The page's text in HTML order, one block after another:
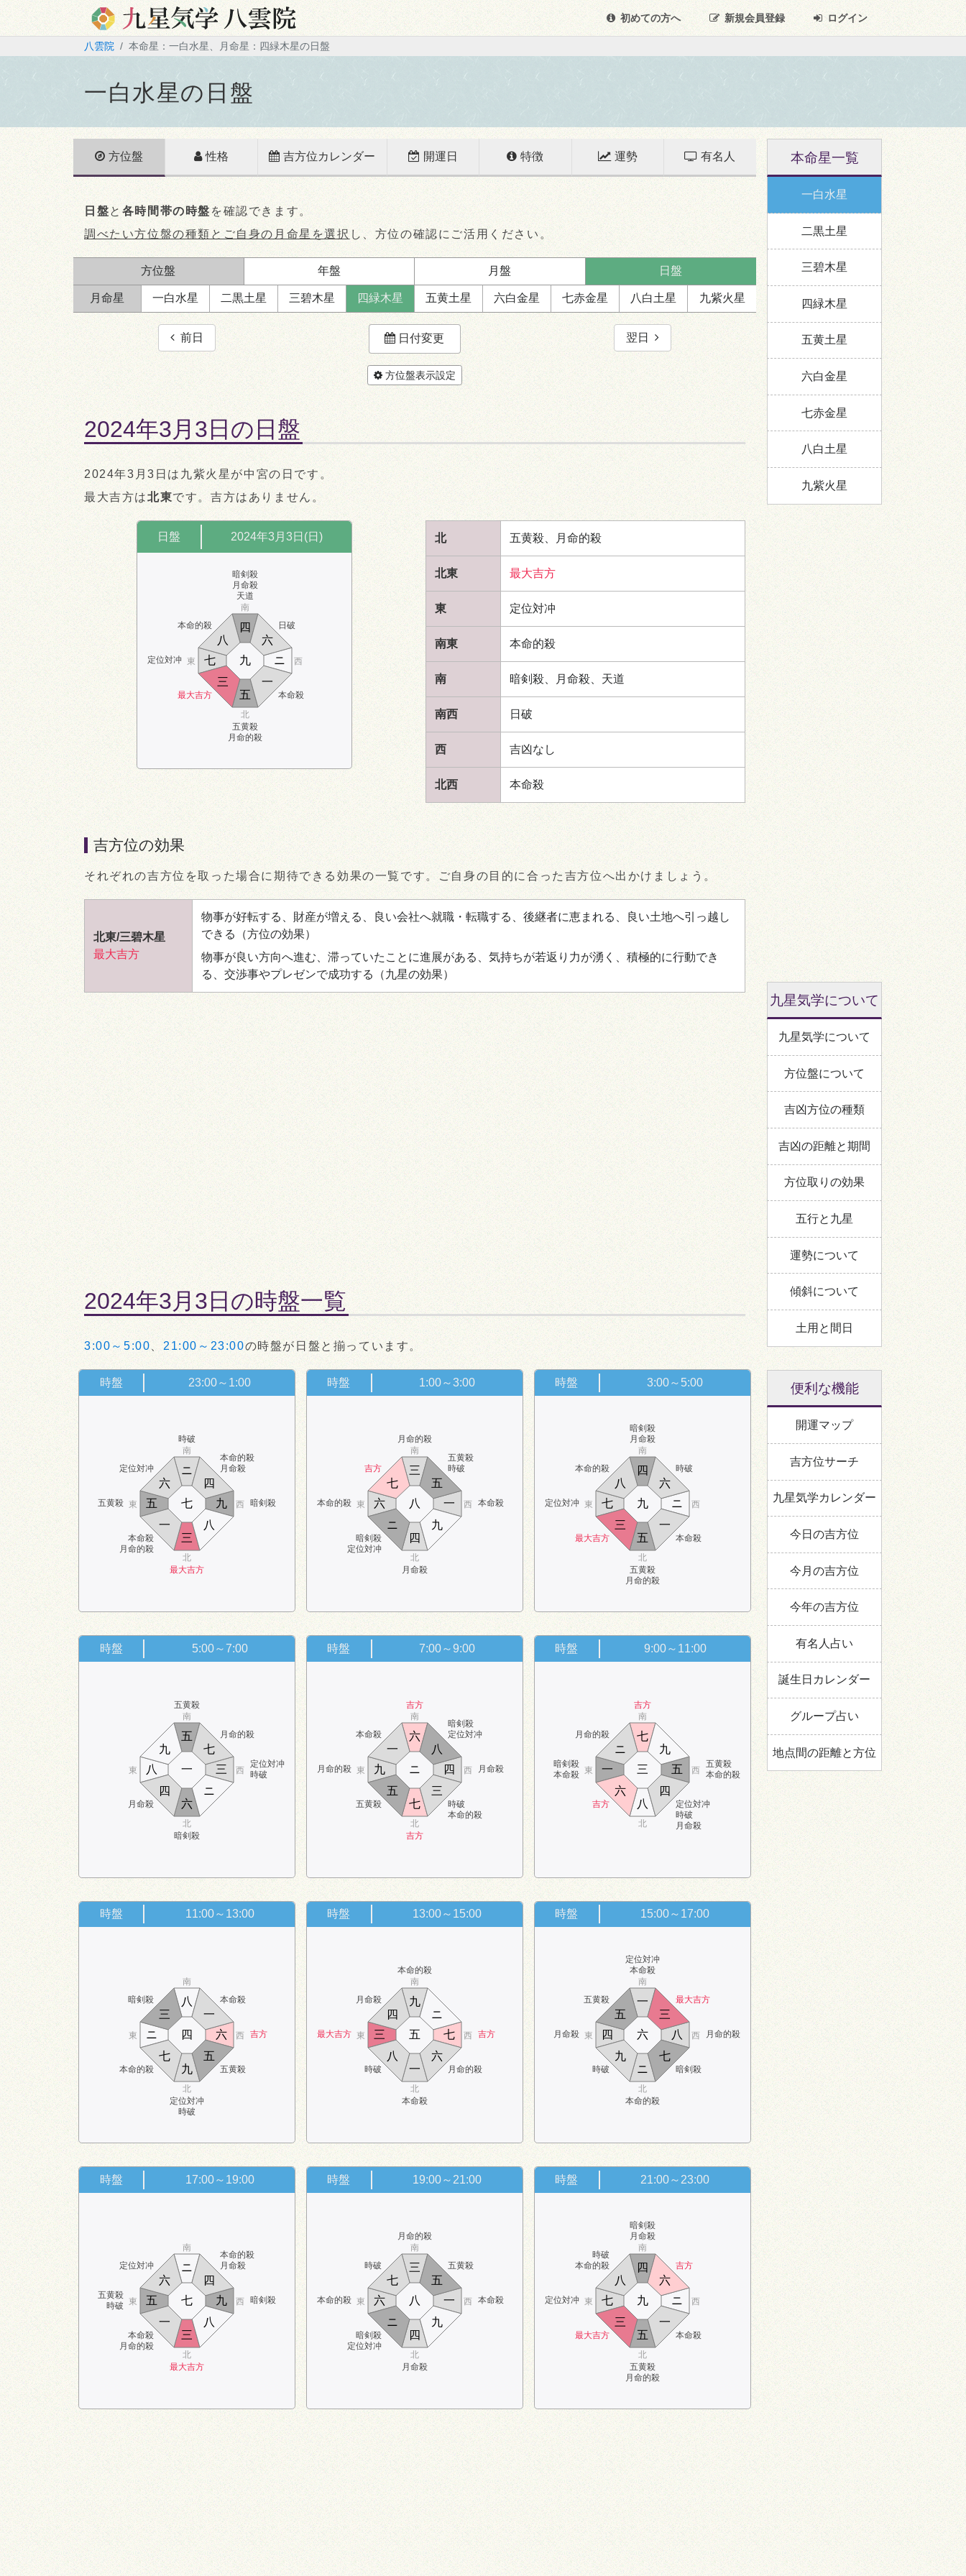
初めての方へ 新規会員登録 ログイン
八雲院 本命星：一白水星、月命星：四緑木星の日盤
一白水星の日盤
方位盤 性格 吉方位カレンダー 開運日 特徴 運勢 有名人
日盤と 各時間帯の時盤 を確認できます。
調べたい方位盤の種類とご自身の月命星を選択 し、方位の確認にご活用ください。
方位盤 年盤 月盤 日盤
月命星 一白水星 二黒土星 三碧木星 四緑木星 五黄土星 六白金星 七赤金星 八白土星 九紫火星
前日 日付変更 翌日
方位盤表示設定
2024年3月3日の日盤
2024年3月3日は九紫火星が中宮の日です。
最大吉方は北東です。吉方はありません。
日盤 2024年3月3日(日)
本命的殺
暗剣殺
月命殺
天道
日破
定位対冲
最大吉方
五黄殺
月命的殺
本命殺
南
北
東 西
五
六
七
八
九
一
ニ
三
四
北 五黄殺、月命的殺
北東 最大吉方
東 定位対冲
南東 本命的殺
南 暗剣殺、月命殺、 天道
南西 日破
西 吉凶なし
北西 本命殺
吉方位の効果
それぞれの吉方位を取った場合に期待できる効果の一覧です。ご自身の目的に合った吉方位へ出かけましょう。
北東/三碧木星
最大吉方
物事が好転する、財産が増える、良い会社へ就職・転職する、後継者に恵まれる、良い土地へ引っ越し
できる
（方位の効果）
物事が良い方向へ進む、滞っていたことに進展がある、気持ちが若返り力が湧く、積極的に行動でき
る、交渉事やプレゼンで成功する
（九星の効果）
2024年3月3日の時盤一覧
3:00～5:00 21:00～23:00の時盤が日盤と揃っています。
時盤 23:00～1:00
定位対冲
時破
本命的殺
月命殺
五黄殺 暗剣殺
本命殺
月命的殺
最大吉方
南
北
東 西
三
四
五
六
七
八
九
一
ニ
時盤 1:00～3:00
吉方
月命的殺
五黄殺
時破
本命的殺 本命殺
暗剣殺
定位対冲
月命殺
南
北
東 西
四
五
六
七
八
九
一
ニ
三
時盤 3:00～5:00
本命的殺
暗剣殺
月命殺
時破
定位対冲
最大吉方
五黄殺
月命的殺
本命殺
南
北
東 西
五
六
七
八
九
一
ニ
三
四
時盤 5:00～7:00
五黄殺
月命的殺
定位対冲
時破
月命殺
暗剣殺
南
北
東 西
六
七
八
九
一
ニ
三
四
五
時盤 7:00～9:00
本命殺
吉方
暗剣殺
定位対冲
月命的殺 月命殺
五黄殺
吉方
時破
本命的殺
南
北
東 西
七
八
九
一
ニ
三
四
五
六
時盤 9:00～11:00
月命的殺
吉方
暗剣殺
本命殺
五黄殺
本命的殺
吉方
定位対冲
時破
月命殺
南
北
東 西
八
九
一
ニ
三
四
五
六
七
時盤 11:00～13:00
暗剣殺 本命殺
吉方
本命的殺
定位対冲
時破
五黄殺
南
北
東 西
九
一
ニ
三
四
五
六
七
八
時盤 13:00～15:00
月命殺
本命的殺
最大吉方 吉方
時破
本命殺
月命的殺
南
北
東 西
一
ニ
三
四
五
六
七
八
九
時盤 15:00～17:00
五黄殺
定位対冲
本命殺
最大吉方
月命殺 月命的殺
時破
本命的殺
暗剣殺
南
北
東 西
ニ
三
四
五
六
七
八
九
一
時盤 17:00～19:00
定位対冲
本命的殺
月命殺
五黄殺
時破
暗剣殺
本命殺
月命的殺
最大吉方
南
北
東 西
三
四
五
六
七
八
九
一
ニ
時盤 19:00～21:00
時破
月命的殺
五黄殺
本命的殺 本命殺
暗剣殺
定位対冲
月命殺
南
北
東 西
四
五
六
七
八
九
一
ニ
三
時盤 21:00～23:00
時破
本命的殺
暗剣殺
月命殺
吉方
定位対冲
最大吉方
五黄殺
月命的殺
本命殺
南
北
東 西
五
六
七
八
九
一
ニ
三
四
本命星一覧
一白水星
二黒土星
三碧木星
四緑木星
五黄土星
六白金星
七赤金星
八白土星
九紫火星
九星気学について
九星気学について
方位盤について
吉凶方位の種類
吉凶の距離と期間
方位取りの効果
五行と九星
運勢について
傾斜について
土用と間日
便利な機能
開運マップ
吉方位サーチ
九星気学カレンダー
今日の吉方位
今月の吉方位
今年の吉方位
有名人占い
誕生日カレンダー
グループ占い
地点間の距離と方位